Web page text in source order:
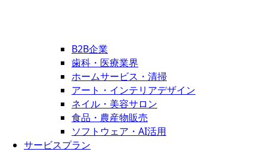
B2B企業
歯科・医療業界
ホームサービス・清掃
アート・インテリアデザイン
ネイル・美容サロン
食品・農産物販売
ソフトウェア・AI活用
サービスプラン